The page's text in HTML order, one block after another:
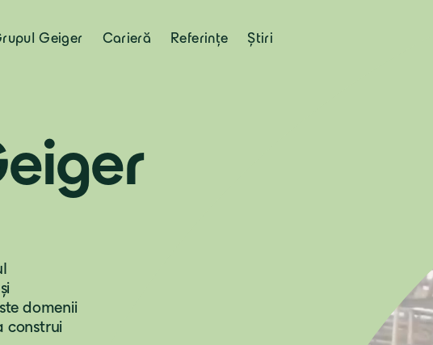
Geiger Carieră Referințe Știri
domenii
construi